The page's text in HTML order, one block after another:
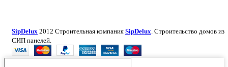
SipDelux 2012 Строительная компания SipDelux . Строительство домов из
СИП панелей.